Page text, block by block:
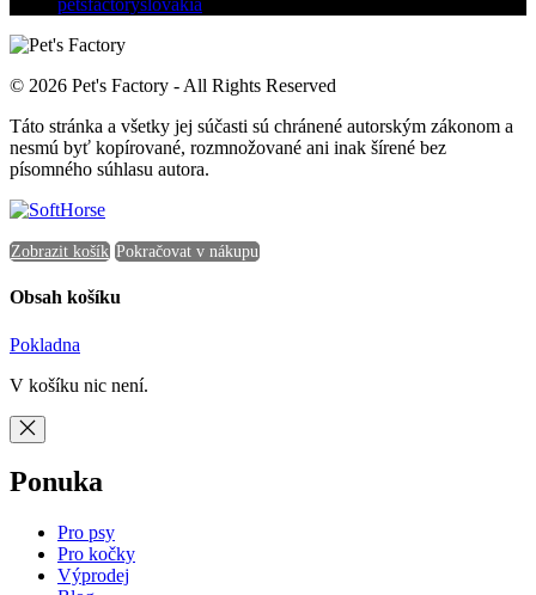
petsfactoryslovakia
© 2026 Pet's Factory - All Rights Reserved
Táto stránka a všetky jej súčasti sú chránené autorským zákonom a
nesmú byť kopírované, rozmnožované ani inak šírené bez
písomného súhlasu autora.
Zobrazit košík Pokračovat v nákupu
Obsah košíku
Pokladna
V košíku nic není.
Ponuka
Pro psy
Pro kočky
Výprodej